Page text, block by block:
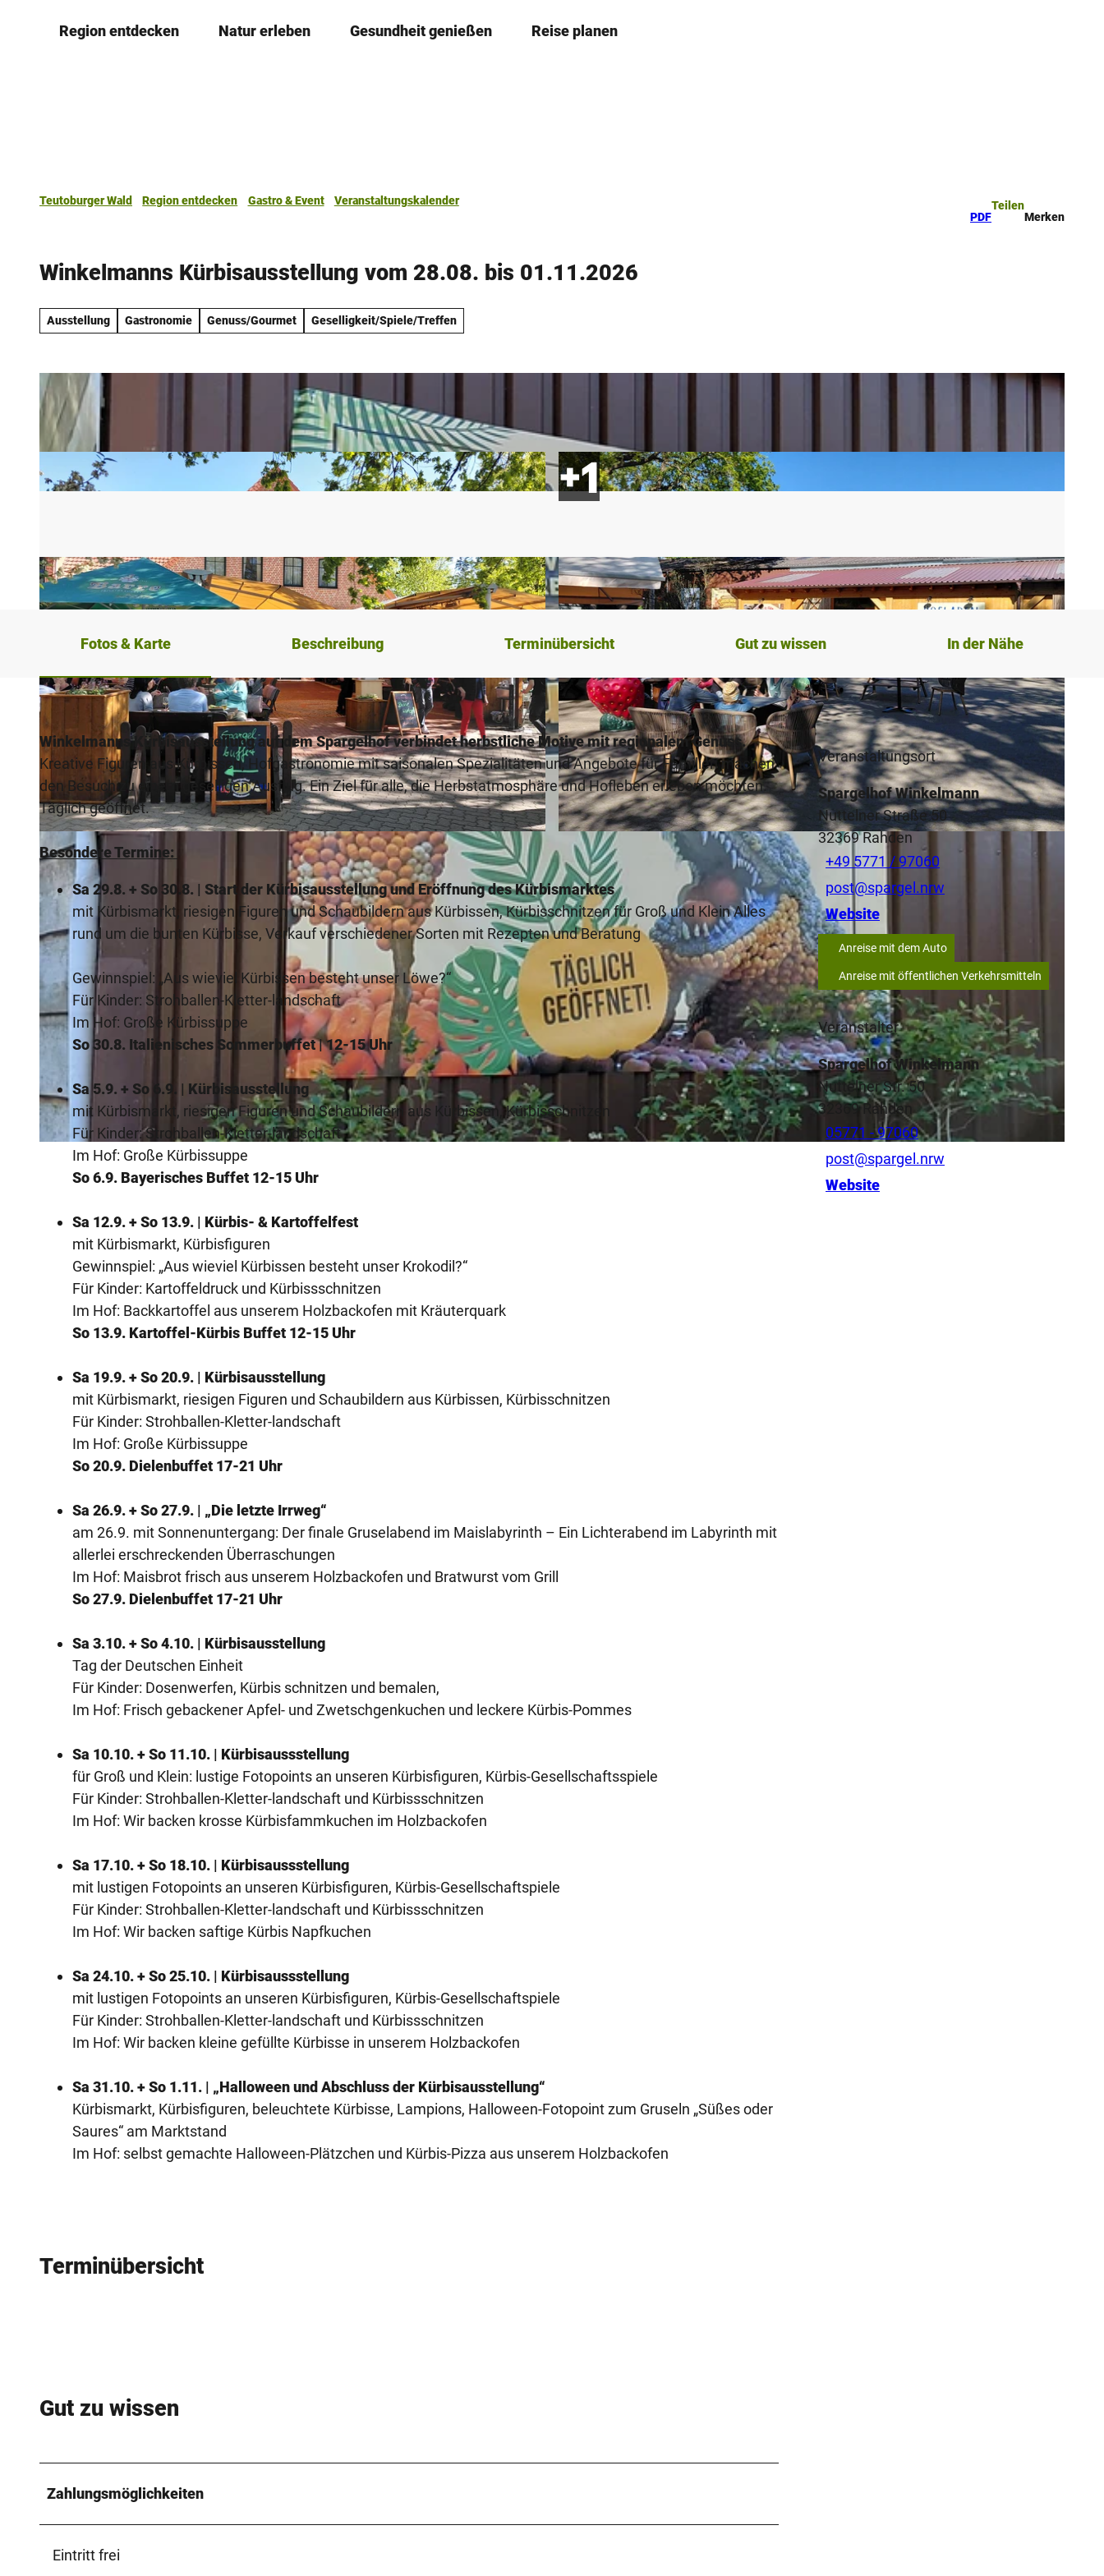
Region entdecken Natur erleben Gesundheit genießen Reise planen
Teutoburger Wald Region entdecken Gastro & Event
Veranstaltungskalender
PDF
Teilen
Merken
Winkelmanns Kürbisausstellung vom 28.08. bis 01.11.2026
Ausstellung Gastronomie Genuss/Gourmet Geselligkeit/Spiele/Treffen
© Tourismusverband Sieben e. V.
© Tourismusverband Sieben e. V. © Tourismusverband Sieben e. V.
Fotos & Karte Beschreibung Terminübersicht Gut zu wissen In der Nähe
Winkelmanns Kürbisausstellung auf dem Spargelhof verbindet herbstliche Motive mit regionalem Genuss.
Kreative Figuren aus Kürbissen, Hofgastronomie mit saisonalen Spezialitäten und Angebote für Familien machen
den Besuch zu einem geselligen Ausflug. Ein Ziel für alle, die Herbstatmosphäre und Hofleben erleben möchten.
Täglich geöffnet.
Besondere Termine:
Sa 29.8. + So 30.8. | Start der Kürbisausstellung und Eröffnung des Kürbismarktes
mit Kürbismarkt, riesigen Figuren und Schaubildern aus Kürbissen, Kürbisschnitzen für Groß und Klein Alles
rund um die bunten Kürbisse, Verkauf verschiedener Sorten mit Rezepten und Beratung
Gewinnspiel: „Aus wieviel Kürbissen besteht unser Löwe?“
Für Kinder: Strohballen-Kletter-landschaft
Im Hof: Große Kürbissuppe
So 30.8. Italienisches Sommerbuffet | 12-15 Uhr
Sa 5.9. + So 6.9. | Kürbisausstellung
mit Kürbismarkt, riesigen Figuren und Schaubildern aus Kürbissen, Kürbisschnitzen
Für Kinder: Strohballen-Kletter-landschaft
Im Hof: Große Kürbissuppe
So 6.9. Bayerisches Buffet 12-15 Uhr
Sa 12.9. + So 13.9. | Kürbis- & Kartoffelfest
mit Kürbismarkt, Kürbisfiguren
Gewinnspiel: „Aus wieviel Kürbissen besteht unser Krokodil?“
Für Kinder: Kartoffeldruck und Kürbissschnitzen
Im Hof: Backkartoffel aus unserem Holzbackofen mit Kräuterquark
So 13.9. Kartoffel-Kürbis Buffet 12-15 Uhr
Sa 19.9. + So 20.9. | Kürbisausstellung
mit Kürbismarkt, riesigen Figuren und Schaubildern aus Kürbissen, Kürbisschnitzen
Für Kinder: Strohballen-Kletter-landschaft
Im Hof: Große Kürbissuppe
So 20.9. Dielenbuffet 17-21 Uhr
Sa 26.9. + So 27.9. | „Die letzte Irrweg“
am 26.9. mit Sonnenuntergang: Der finale Gruselabend im Maislabyrinth – Ein Lichterabend im Labyrinth mit
allerlei erschreckenden Überraschungen
Im Hof: Maisbrot frisch aus unserem Holzbackofen und Bratwurst vom Grill
So 27.9. Dielenbuffet 17-21 Uhr
Sa 3.10. + So 4.10. | Kürbisausstellung
Tag der Deutschen Einheit
Für Kinder: Dosenwerfen, Kürbis schnitzen und bemalen,
Im Hof: Frisch gebackener Apfel- und Zwetschgenkuchen und leckere Kürbis-Pommes
Sa 10.10. + So 11.10. | Kürbisaussstellung
für Groß und Klein: lustige Fotopoints an unseren Kürbisfiguren, Kürbis-Gesellschaftsspiele
Für Kinder: Strohballen-Kletter-landschaft und Kürbissschnitzen
Im Hof: Wir backen krosse Kürbisfammkuchen im Holzbackofen
Sa 17.10. + So 18.10. | Kürbisaussstellung
mit lustigen Fotopoints an unseren Kürbisfiguren, Kürbis-Gesellschaftspiele
Für Kinder: Strohballen-Kletter-landschaft und Kürbissschnitzen
Im Hof: Wir backen saftige Kürbis Napfkuchen
Sa 24.10. + So 25.10. | Kürbisaussstellung
mit lustigen Fotopoints an unseren Kürbisfiguren, Kürbis-Gesellschaftspiele
Für Kinder: Strohballen-Kletter-landschaft und Kürbissschnitzen
Im Hof: Wir backen kleine gefüllte Kürbisse in unserem Holzbackofen
Sa 31.10. + So 1.11. | „Halloween und Abschluss der Kürbisausstellung“
Kürbismarkt, Kürbisfiguren, beleuchtete Kürbisse, Lampions, Halloween-Fotopoint zum Gruseln „Süßes oder
Saures“ am Marktstand
Im Hof: selbst gemachte Halloween-Plätzchen und Kürbis-Pizza aus unserem Holzbackofen
Terminübersicht
Gut zu wissen
Zahlungsmöglichkeiten
Eintritt frei
Veranstaltungsort
Spargelhof Winkelmann
Nuttelner Straße 50
32369Rahden
+49 5771 / 97060
post@spargel.nrw
Website
Anreise mit dem Auto
Anreise mit öffentlichen Verkehrsmitteln
Veranstalter
Spargelhof Winkelmann
Nuttelner Str. 50
32369Rahden
05771 - 97060
post@spargel.nrw
Website